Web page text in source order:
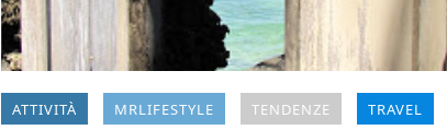
ATTIVITÀ MRLIFESTYLE TENDENZE TRAVEL